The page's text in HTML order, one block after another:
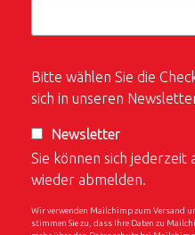
Bitte wählen Sie die
sich in unseren
Newsletter
Sie können sich jederzeit
wieder abmelden.
Wir verwenden Mailchimp zum Versand
stimmen Sie zu, dass Ihre Daten zu